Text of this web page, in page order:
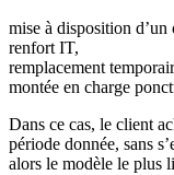
mise à disposition d’un
renfort IT,
remplacement
montée en charge
Dans ce cas, le client
période donnée, sans
alors le modèle le plus